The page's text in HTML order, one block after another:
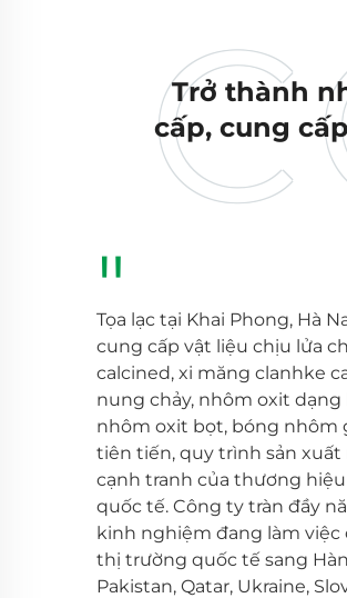
Trở thành
cấp, cung
"
Tọa lạc tại Khai Phong, Hà
cung cấp vật liệu chịu lửa
calcined, xi măng clanhke
nung chảy, nhôm oxit
nhôm oxit bọt, bóng nhôm
tiên tiến, quy trình sản
cạnh tranh của thương
quốc tế. Công ty tràn đầy
kinh nghiệm đang làm việc
thị trường quốc tế sang
Pakistan, Qatar, Ukraine,